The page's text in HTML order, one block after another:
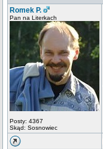
Romek P.
Pan na Literkach
Posty: 4367
Skąd: Sosnowiec